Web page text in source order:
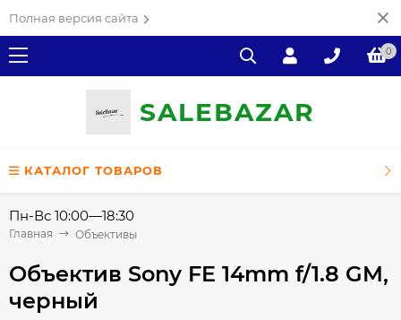
Полная версия сайта
0
SALEВAZAR
КАТАЛОГ ТОВАРОВ
Пн-Вс 10:00—18:30
Главная Объективы
Объектив Sony FE 14mm f/1.8 GM,
черный